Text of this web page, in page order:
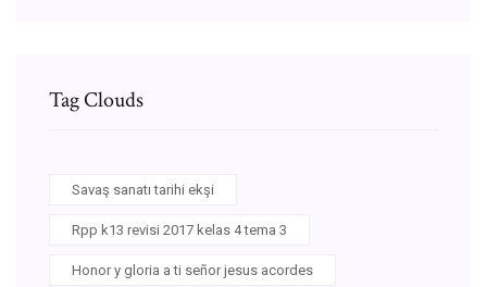
Tag Clouds
Savaş sanatı tarihi ekşi
Rpp k13 revisi 2017 kelas 4 tema 3
Honor y gloria a ti señor jesus acordes